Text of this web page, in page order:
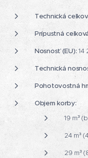
Technická
Prípustná
Nosnosť (EU): 14
Technická
Pohotovostná
Objem korby:
19 m³
24 m³
29 m³